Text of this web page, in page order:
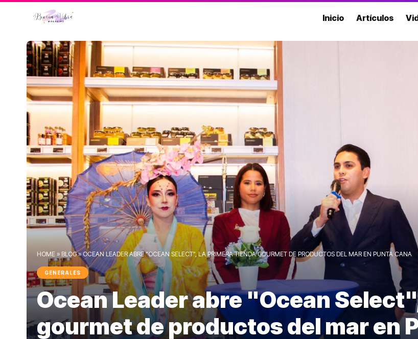
Inicio Artículos
HOME » BLOG» OCEAN LEADER ABRE "OCEAN SELECT", LA PRIMERA TIENDA GOURMET DE PRODUCTOS DEL MAR EN PUNTA CANA
GENERALES
Ocean Leader abre "Ocean
gourmet de productos del mar en